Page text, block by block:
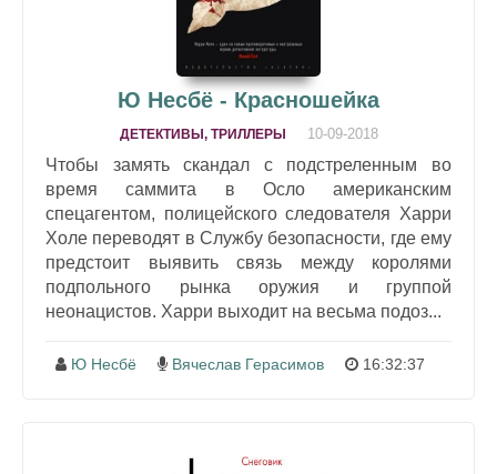
Ю Несбё - Красношейка
ДЕТЕКТИВЫ, ТРИЛЛЕРЫ 10-09-2018
Чтобы замять скандал с подстреленным во
время саммита в Осло американским
спецагентом, полицейского следователя Харри
Холе переводят в Службу безопасности, где ему
предстоит выявить связь между королями
подпольного рынка оружия и группой
неонацистов. Харри выходит на весьма подоз...
Ю Несбё Вячеслав Герасимов 16:32:37